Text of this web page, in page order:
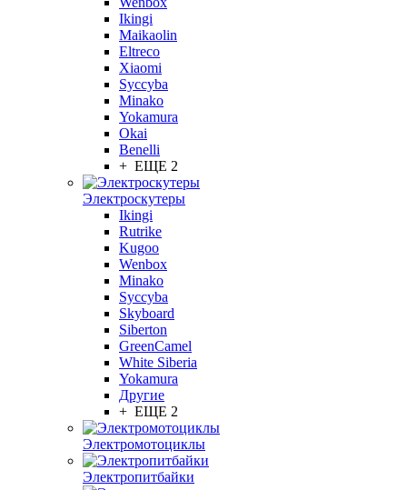
Ikingi
Maikaolin
Eltreco
Xiaomi
Syccyba
Minako
Yokamura
Okai
Benelli
+ ЕЩЕ 2
Электроскутеры
Ikingi
Rutrike
Kugoo
Wenbox
Minako
Syccyba
Skyboard
Siberton
GreenCamel
White Siberia
Yokamura
Другие
+ ЕЩЕ 2
Электромотоциклы
Электропитбайки